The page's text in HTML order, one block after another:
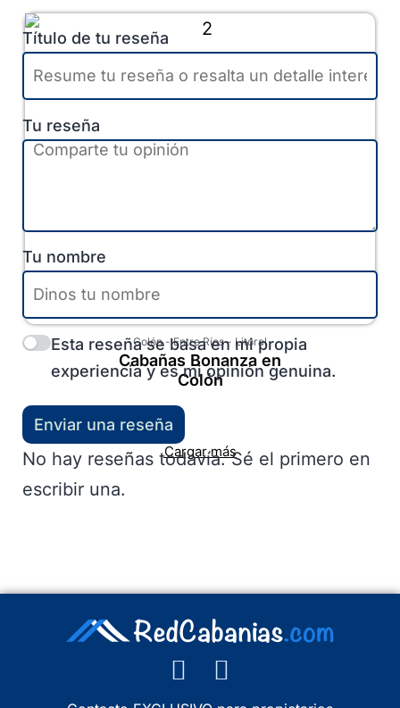
Colón-Entre Ríos- Litoral
Cabañas Bonanza en
Colón
Cargar más
Título de tu reseña
Tu reseña
Tu nombre
Esta reseña se basa en mi propia
experiencia y es mi opinión genuina.
Enviar una reseña
No hay reseñas todavía. Sé el primero en
escribir una.